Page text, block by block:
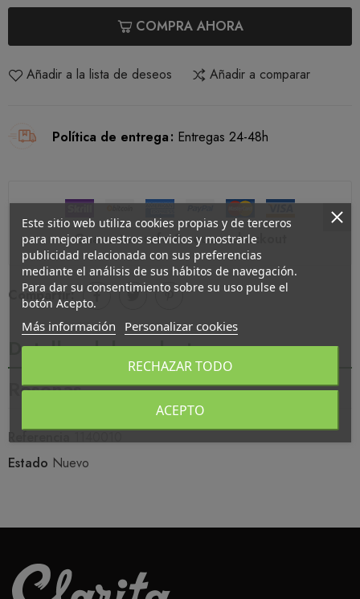
COMPRA AHORA
Añadir a la lista de deseos Añadir a comparar
Política de entrega Entregas 24-48h
Guarantee safe & secure checkout
Compartir:
Detalles del producto
Reseñas
Referencia
Estado Nuevo
Este sitio web utiliza cookies propias y de terceros
para mejorar nuestros servicios y mostrarle
publicidad relacionada con sus preferencias
mediante el análisis de sus hábitos de navegación.
Para dar su consentimiento sobre su uso pulse el
botón Acepto.
Más información Personalizar cookies
RECHAZAR TODO
ACEPTO